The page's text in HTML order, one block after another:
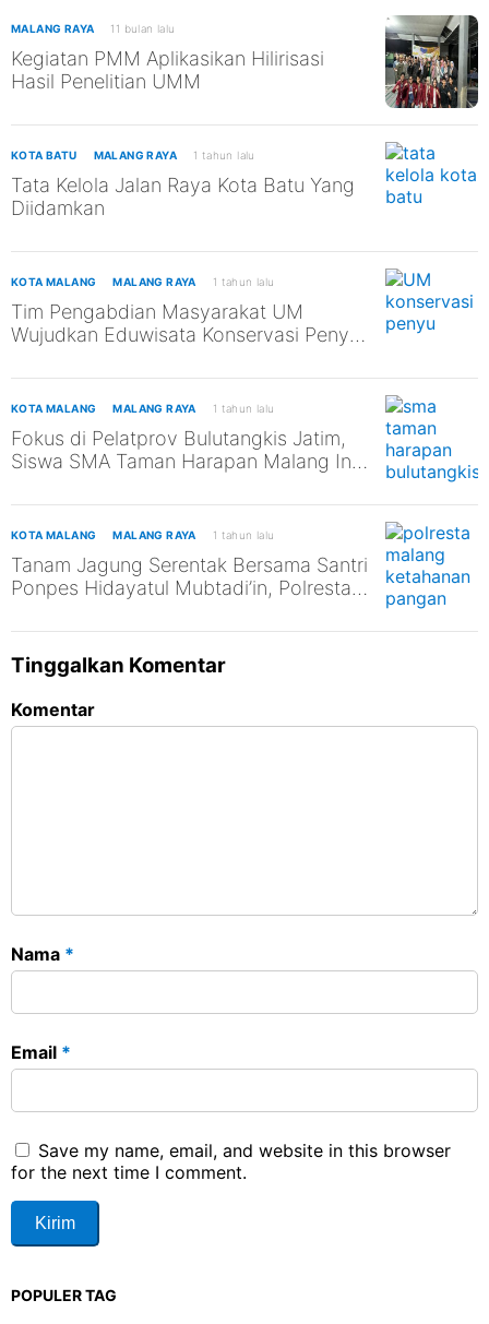
MALANG RAYA 11 bulan lalu
Kegiatan PMM Aplikasikan Hilirisasi
Hasil Penelitian UMM
KOTA BATU MALANG RAYA 1 tahun lalu
Tata Kelola Jalan Raya Kota Batu Yang
Diidamkan
KOTA MALANG MALANG RAYA 1 tahun lalu
Tim Pengabdian Masyarakat UM
Wujudkan Eduwisata Konservasi Penyu
SDGs ke-13 dan ke-14
KOTA MALANG MALANG RAYA 1 tahun lalu
Fokus di Pelatprov Bulutangkis Jatim,
Siswa SMA Taman Harapan Malang Ini
KOTA MALANG MALANG RAYA 1 tahun lalu
Tanam Jagung Serentak Bersama Santri
Ponpes Hidayatul Mubtadi’in, Polresta
Pangan Nasional
Tinggalkan Komentar
Komentar
Nama *
Email *
Save my name, email, and website in this browser
for the next time I comment.
POPULER TAG